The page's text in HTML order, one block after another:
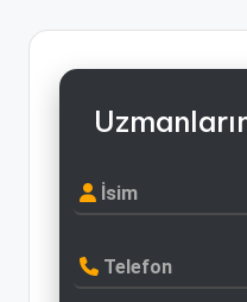
İsim
Telefon